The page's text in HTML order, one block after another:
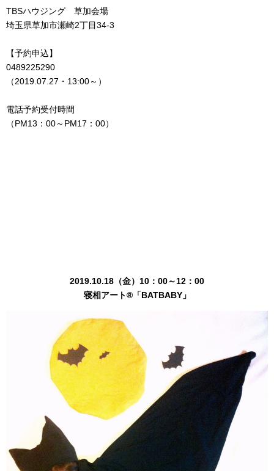
TBSハウジング 草加会場
埼玉県草加市瀬崎2丁目34-3
【予約申込】
0489225290
（2019.07.27・13:00～）
電話予約受付時間
（PM13：00～PM17：00）
2019.10.18（金）10：00～12：00
寝相アート®「BATBABY」